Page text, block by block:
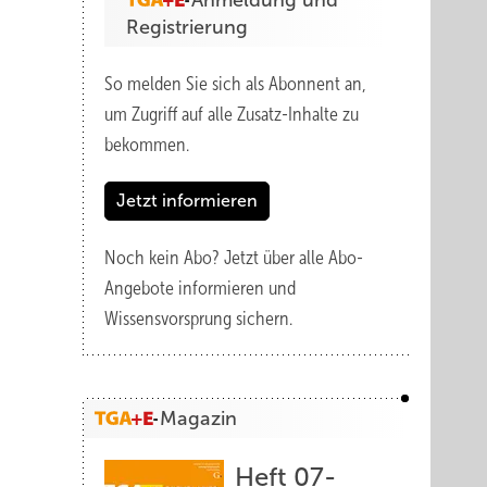
Registrierung
So melden Sie sich als Abonnent an,
um Zugriff auf alle Zusatz-Inhalte zu
bekommen.
Jetzt informieren
Noch kein Abo? Jetzt über alle Abo-
Angebote informieren und
Wissensvorsprung sichern.
Magazin
Heft 07-